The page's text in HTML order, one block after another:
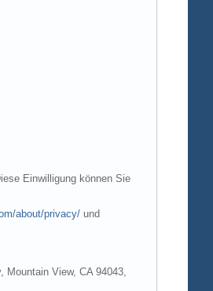
Einwilligung können Sie
about/privacy/ und
Mountain View, CA 94043,